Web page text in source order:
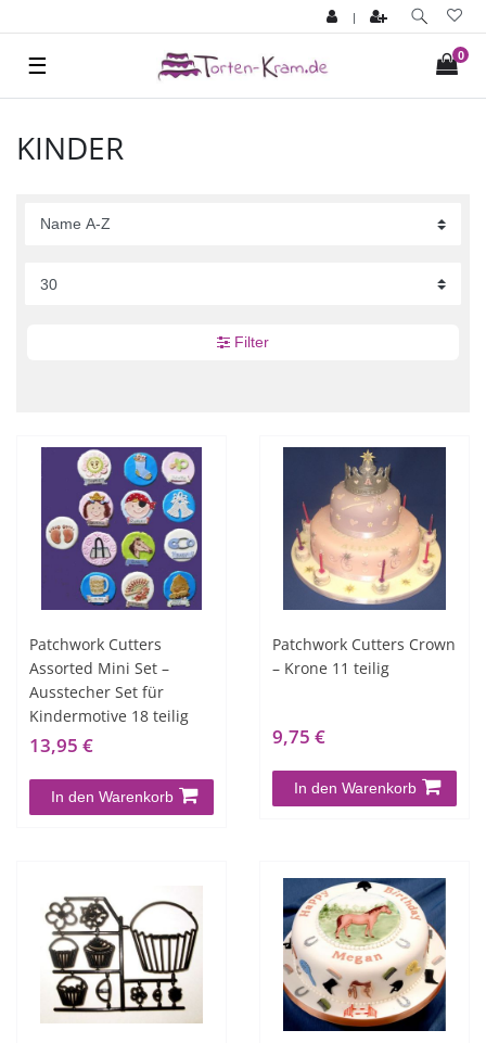
|
0
☰
KINDER
Filter
Patchwork Cutters
Assorted Mini Set –
Ausstecher Set für
Kindermotive 18 teilig
13,95 €
In den Warenkorb
Patchwork Cutters Crown
– Krone 11 teilig
9,75 €
In den Warenkorb